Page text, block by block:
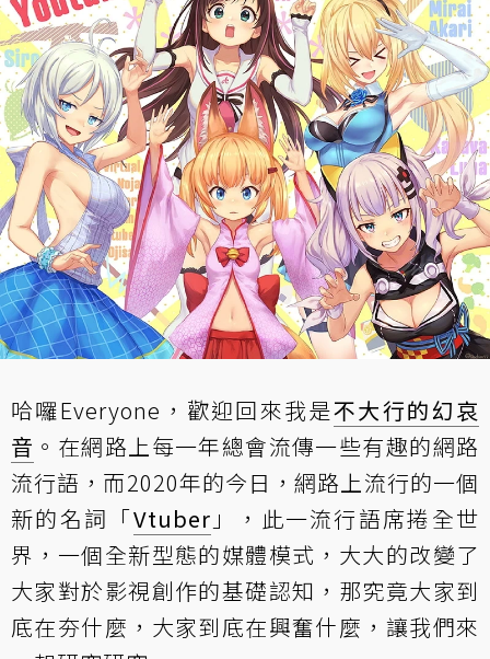
哈囉Everyone，歡迎回來我是不大行的幻哀
音 。在網路上每一年總會流傳一些有趣的網路
流行語，而2020年的今日，網路上流行的一個
新的名詞「Vtuber 」，此一流行語席捲全世
界，一個全新型態的媒體模式，大大的改變了
大家對於影視創作的基礎認知，那究竟大家到
底在夯什麼，大家到底在興奮什麼，讓我們來